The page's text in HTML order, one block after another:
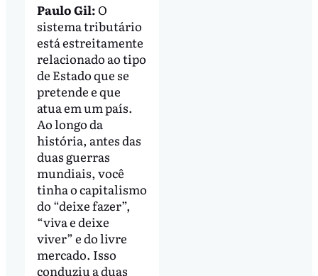
Paulo Gil:O
sistema tributário
está estreitamente
relacionado ao tipo
de Estado que se
pretende e que
atua em um país.
Ao longo da
história, antes das
duas guerras
mundiais, você
tinha o capitalismo
do “deixe fazer”,
“viva e deixe
viver” e do livre
mercado. Isso
conduziu a duas